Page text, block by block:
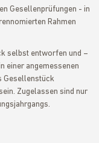
Gesellenprüfungen - in
Rahmen
selbst entworfen und –
einer angemessenen
Gesellenstück
Zugelassen sind nur